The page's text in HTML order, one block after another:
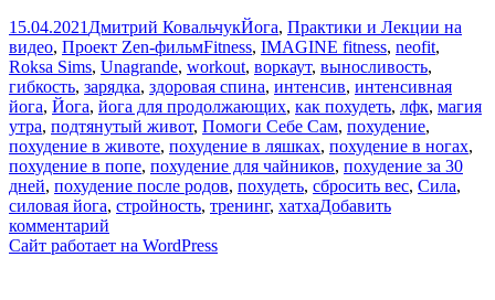
Опубликовано
15.04.2021 Автор
Дмитрий КовальчукРубрики
Йога, Практики и Лекции на
видео, Проект Zen-фильмМетки
Fitness, IMAGINE fitness, neofit,
Roksa Sims, Unagrande, workout, воркаут, выносливость,
гибкость, зарядка, здоровая спина, интенсив, интенсивная
йога, Йога, йога для продолжающих, как похудеть, лфк, магия
утра, подтянутый живот, Помоги Себе Сам, похудение,
похудение в животе, похудение в ляшках, похудение в ногах,
похудение в попе, похудение для чайников, похудение за 30
дней, похудение после родов, похудеть, сбросить вес, Сила,
силовая йога, стройность, тренинг, хатхаДобавить
комментарий
записи
Сайт работает на WordPress